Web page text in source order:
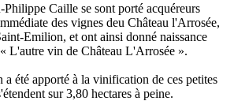
Caille se sont porté acquéreurs
des vignes deu Château l'Arrosée,
Emilion, et ont ainsi donné naissance
L'autre vin de Château L'Arrosée ».
a été apporté à la vinification de ces petites
sur 3,80 hectares à peine.